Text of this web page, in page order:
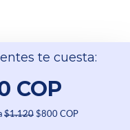
te cuesta:
COP
$1.120 $800 COP